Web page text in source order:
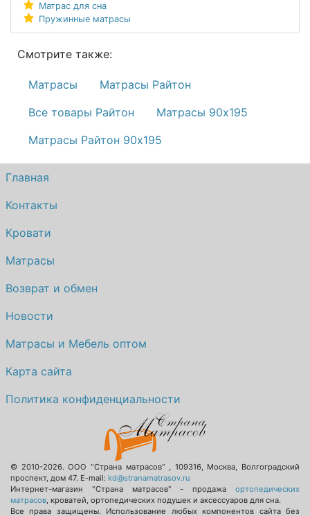
Матрас для сна
Пружинные матрасы
Смотрите также:
Матрасы
Матрасы Райтон
Все товары Райтон
Матрасы 90х195
Матрасы Райтон 90х195
Главная
Контакты
Кровати
Матрасы
Возврат и обмен
Новости
Матрасы и Мебель оптом
Карта сайта
Политика конфиденциальности
© 2010-2026.ООО "Страна матрасов" 109316, Москва
Волгоградский
проспект, дом 47. E-mail: kd@stranamatrasov.ru
Интернет-магазин "Страна матрасов" - продажа ортопедических
матрасов , кроватей, ортопедических подушек и аксессуаров для сна.
Все права защищены. Использование любых компонентов сайта без